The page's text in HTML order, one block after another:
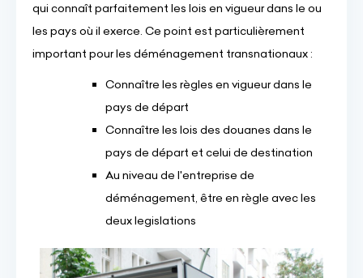
qui connaît parfaitement les lois en vigueur dans le ou
les pays où il exerce. Ce point est particulièrement
important pour les déménagement transnationaux :
Connaître les règles en vigueur dans le
pays de départ
Connaître les lois des douanes dans le
pays de départ et celui de destination
Au niveau de l'entreprise de
déménagement, être en règle avec les
deux legislations